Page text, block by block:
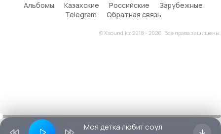
Альбомы Казахские Российские
Зарубежные
Telegram
Обратная связь
© Xsound.kz 2018 - 2026. Все права защищены.
Моя детка любит соул